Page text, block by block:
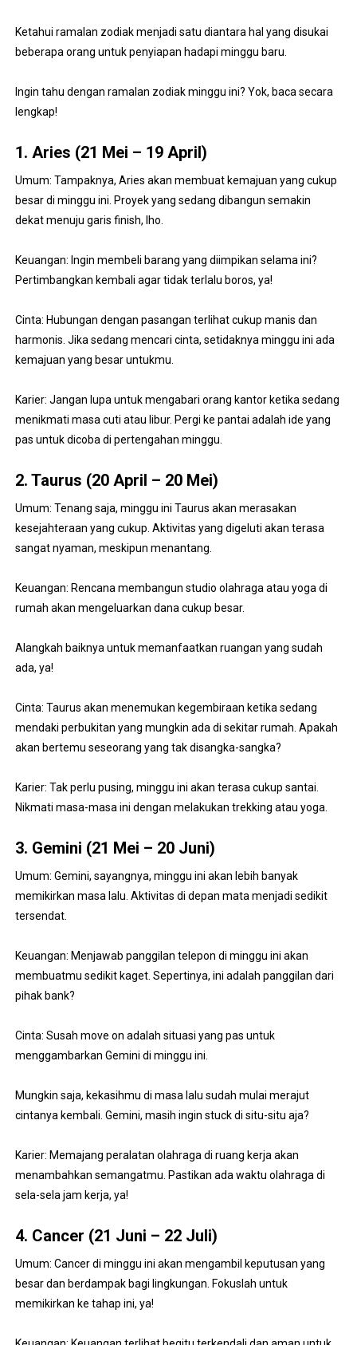
Ketahui ramalan zodiak menjadi satu diantara hal yang disukai
beberapa orang untuk penyiapan hadapi minggu baru.
Ingin tahu dengan ramalan zodiak minggu ini? Yok, baca secara
lengkap!
1. Aries (21 Mei – 19 April)
Umum: Tampaknya, Aries akan membuat kemajuan yang cukup
besar di minggu ini. Proyek yang sedang dibangun semakin
dekat menuju garis finish, lho.
Keuangan: Ingin membeli barang yang diimpikan selama ini?
Pertimbangkan kembali agar tidak terlalu boros, ya!
Cinta: Hubungan dengan pasangan terlihat cukup manis dan
harmonis. Jika sedang mencari cinta, setidaknya minggu ini ada
kemajuan yang besar untukmu.
Karier: Jangan lupa untuk mengabari orang kantor ketika sedang
menikmati masa cuti atau libur. Pergi ke pantai adalah ide yang
pas untuk dicoba di pertengahan minggu.
2. Taurus (20 April – 20 Mei)
Umum: Tenang saja, minggu ini Taurus akan merasakan
kesejahteraan yang cukup. Aktivitas yang digeluti akan terasa
sangat nyaman, meskipun menantang.
Keuangan: Rencana membangun studio olahraga atau yoga di
rumah akan mengeluarkan dana cukup besar.
Alangkah baiknya untuk memanfaatkan ruangan yang sudah
ada, ya!
Cinta: Taurus akan menemukan kegembiraan ketika sedang
mendaki perbukitan yang mungkin ada di sekitar rumah. Apakah
akan bertemu seseorang yang tak disangka-sangka?
Karier: Tak perlu pusing, minggu ini akan terasa cukup santai.
Nikmati masa-masa ini dengan melakukan trekking atau yoga.
3. Gemini (21 Mei – 20 Juni)
Umum: Gemini, sayangnya, minggu ini akan lebih banyak
memikirkan masa lalu. Aktivitas di depan mata menjadi sedikit
tersendat.
Keuangan: Menjawab panggilan telepon di minggu ini akan
membuatmu sedikit kaget. Sepertinya, ini adalah panggilan dari
pihak bank?
Cinta: Susah move on adalah situasi yang pas untuk
menggambarkan Gemini di minggu ini.
Mungkin saja, kekasihmu di masa lalu sudah mulai merajut
cintanya kembali. Gemini, masih ingin stuck di situ-situ aja?
Karier: Memajang peralatan olahraga di ruang kerja akan
menambahkan semangatmu. Pastikan ada waktu olahraga di
sela-sela jam kerja, ya!
4. Cancer (21 Juni – 22 Juli)
Umum: Cancer di minggu ini akan mengambil keputusan yang
besar dan berdampak bagi lingkungan. Fokuslah untuk
memikirkan ke tahap ini, ya!